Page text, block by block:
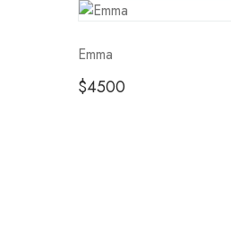
Emma
$4500